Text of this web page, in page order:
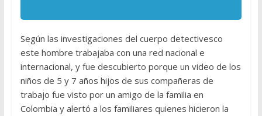
Según las investigaciones del cuerpo detectivesco
este hombre trabajaba con una red nacional e
internacional, y fue descubierto porque un video de los
niños de 5 y 7 años hijos de sus compañeras de
trabajo fue visto por un amigo de la familia en
Colombia y alertó a los familiares quienes hicieron la